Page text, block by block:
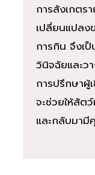
การสังเกตร
เปลี่ยนแปล
การกิน จึงเ
วินิจฉัยและว
การปรึกษา
จะช่วยให้สัต
และกลับมา